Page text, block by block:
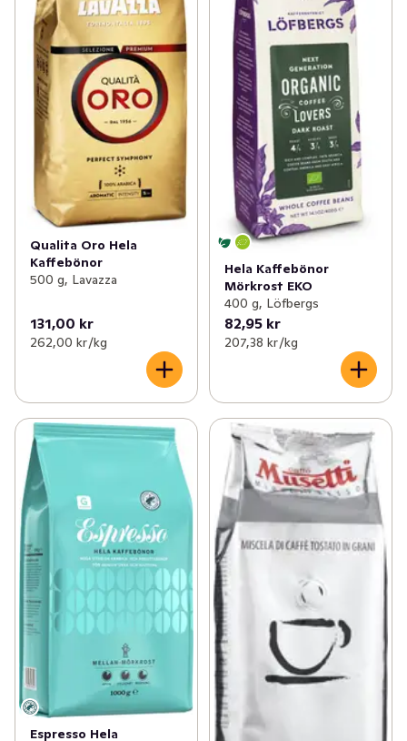
Qualita Oro Hela
Kaffebönor
500 g, Lavazza
131,00 kr
262,00 kr /kg
Hela Kaffebönor
Mörkrost EKO
400 g, Löfbergs
82,95 kr
207,38 kr /kg
Espresso Hela